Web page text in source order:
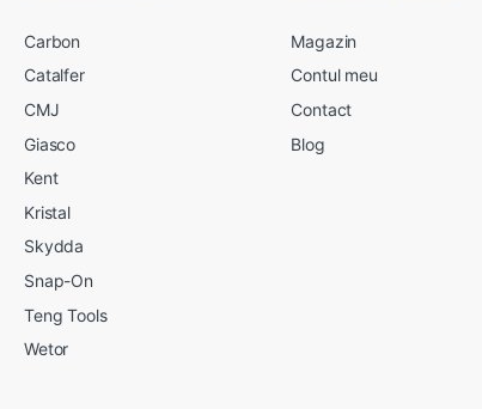
Carbon
Catalfer
CMJ
Giasco
Kent
Kristal
Skydda
Snap-On
Teng Tools
Wetor
Magazin
Contul meu
Contact
Blog